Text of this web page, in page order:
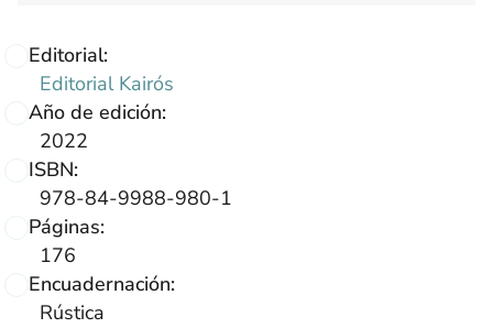
Editorial:
Editorial Kairós
Año de edición:
2022
ISBN:
978-84-9988-980-1
Páginas:
176
Encuadernación:
Rústica